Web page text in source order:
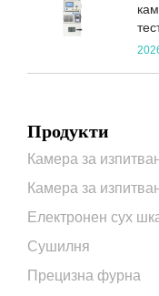
Продукти
Камера за
Камера за
Електронен сух
Сушилня
Прецизна фурна